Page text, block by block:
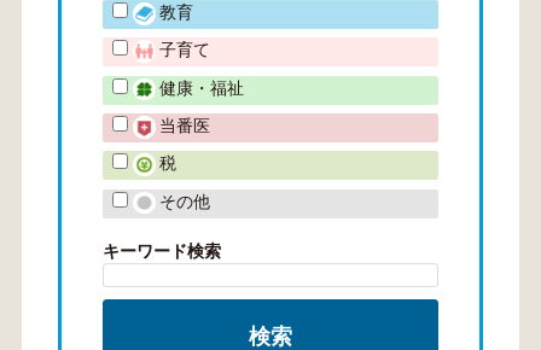
教育
子育て
健康・福祉
当番医
税
その他
キーワード検索